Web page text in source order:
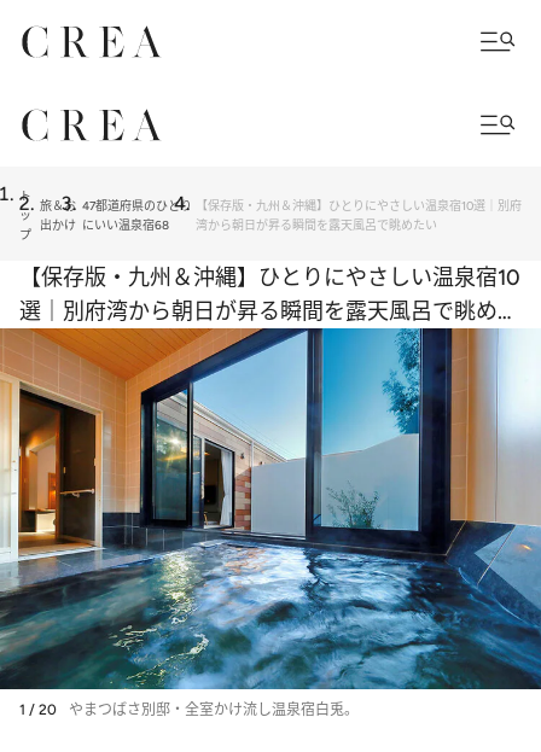
ト
ッ
プ
旅＆お
出かけ
47都道府県のひとり
にいい温泉宿68
【保存版・九州＆沖縄】ひとりにやさしい温泉宿10選｜別府
湾から朝日が昇る瞬間を露天風呂で眺めたい
【保存版・九州＆沖縄】ひとりにやさしい温泉宿10
選｜別府湾から朝日が昇る瞬間を露天風呂で眺めた
い
1 / 20 やまつばさ別邸・全室かけ流し温泉宿白兎。